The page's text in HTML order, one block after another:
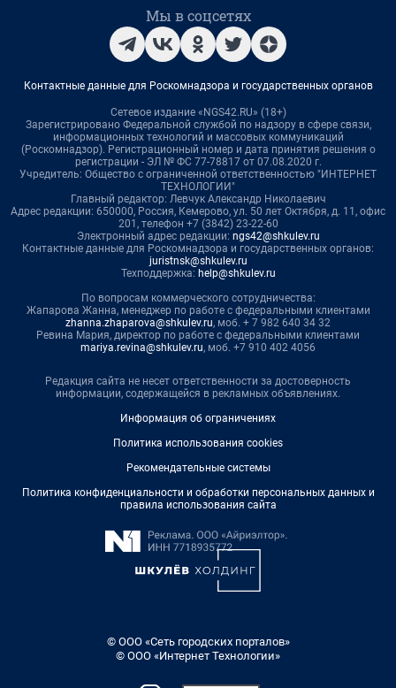
Мы в соцсетях
Контактные данные для Роскомнадзора и государственных органов
Сетевое издание «NGS42.RU» (18+)
Зарегистрировано Федеральной службой по надзору в сфере связи,
информационных технологий и массовых коммуникаций
(Роскомнадзор). Регистрационный номер и дата принятия решения о
регистрации - ЭЛ № ФС 77-78817 от 07.08.2020 г.
Учредитель: Общество с ограниченной ответственностью "ИНТЕРНЕТ
ТЕХНОЛОГИИ"
Главный редактор: Левчук Александр Николаевич
Адрес редакции: 650000, Россия, Кемерово, ул. 50 лет Октября, д. 11, офис
201, телефон +7 (3842) 23-22-60
Электронный адрес редакции: ngs42@shkulev.ru
Контактные данные для Роскомнадзора и государственных органов:
juristnsk@shkulev.ru
Техподдержка: help@shkulev.ru
По вопросам коммерческого сотрудничества:
Жапарова Жанна, менеджер по работе с федеральными клиентами
zhanna.zhaparova@shkulev.ru, моб. + 7 982 640 34 32
Ревина Мария, директор по работе с федеральными клиентами
mariya.revina@shkulev.ru, моб. +7 910 402 4056
Редакция сайта не несет ответственности за достоверность
информации, содержащейся в рекламных объявлениях.
Информация об ограничениях
Политика использования cookies
Рекомендательные системы
Политика конфиденциальности и обработки персональных данных и
правила использования сайта
© ООО «Сеть городских порталов»
© ООО «Интернет Технологии»